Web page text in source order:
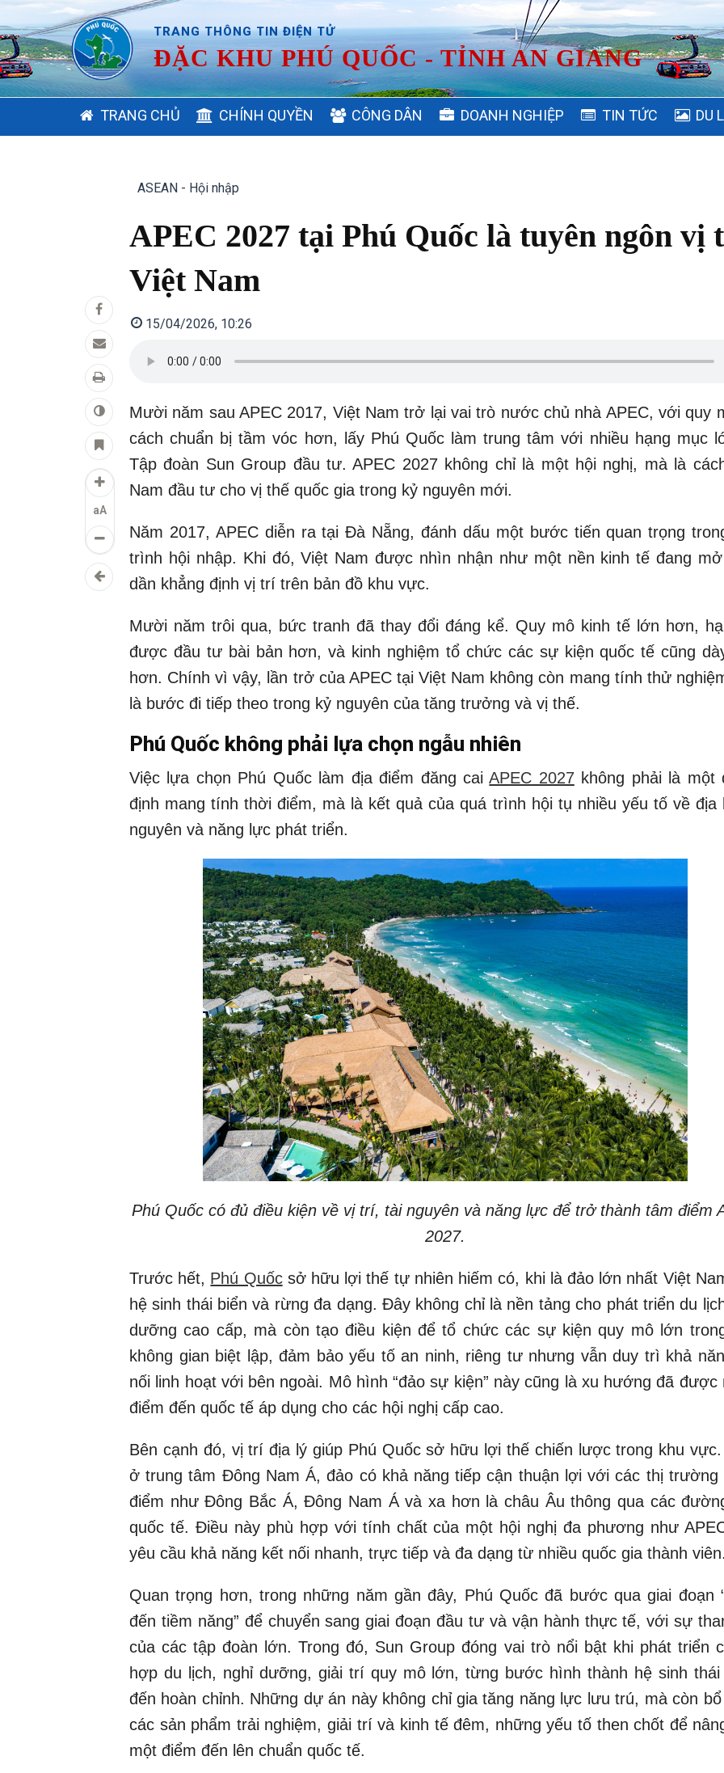
TRANG THÔNG TIN ĐIỆN TỬ
ĐẶC KHU PHÚ QUỐC - TỈNH AN GIANG
NAVIGATION
TRANG CHỦ CHÍNH QUYỀN CÔNG DÂN DOANH NGHIỆP TIN TỨC DU
aA
ASEAN - Hội nhập
APEC 2027 tại Phú Quốc là tuyên ngôn vị
Việt Nam
15/04/2026, 10:26
Mười năm sau APEC 2017, Việt Nam trở lại vai trò nước chủ nhà APEC, với quy
cách chuẩn bị tầm vóc hơn, lấy Phú Quốc làm trung tâm với nhiều hạng mục
Tập đoàn Sun Group đầu tư. APEC 2027 không chỉ là một hội nghị, mà là
Nam đầu tư cho vị thế quốc gia trong kỷ nguyên mới.
Năm 2017, APEC diễn ra tại Đà Nẵng, đánh dấu một bước tiến quan trọng
trình hội nhập. Khi đó, Việt Nam được nhìn nhận như một nền kinh tế đang
dần khẳng định vị trí trên bản đồ khu vực.
Mười năm trôi qua, bức tranh đã thay đổi đáng kể. Quy mô kinh tế lớn hơn,
được đầu tư bài bản hơn, và kinh nghiệm tổ chức các sự kiện quốc tế cũng
hơn. Chính vì vậy, lần trở của APEC tại Việt Nam không còn mang tính thử
là bước đi tiếp theo trong kỷ nguyên của tăng trưởng và vị thế.
Phú Quốc không phải lựa chọn ngẫu nhiên
Việc lựa chọn Phú Quốc làm địa điểm đăng caiAPEC 2027không phải là một
định mang tính thời điểm, mà là kết quả của quá trình hội tụ nhiều yếu tố về địa
nguyên và năng lực phát triển.
Phú Quốc có đủ điều kiện về vị trí, tài nguyên và năng lực để trở thành tâm điểm
2027.
Trước hết, Phú Quốcsở hữu lợi thế tự nhiên hiếm có, khi là đảo lớn nhất Việt
hệ sinh thái biển và rừng đa dạng. Đây không chỉ là nền tảng cho phát triển du
dưỡng cao cấp, mà còn tạo điều kiện để tổ chức các sự kiện quy mô lớn
không gian biệt lập, đảm bảo yếu tố an ninh, riêng tư nhưng vẫn duy trì khả
nối linh hoạt với bên ngoài. Mô hình “đảo sự kiện” này cũng là xu hướng đã được
điểm đến quốc tế áp dụng cho các hội nghị cấp cao.
Bên cạnh đó, vị trí địa lý giúp Phú Quốc sở hữu lợi thế chiến lược trong khu
ở trung tâm Đông Nam Á, đảo có khả năng tiếp cận thuận lợi với các thị trường
điểm như Đông Bắc Á, Đông Nam Á và xa hơn là châu Âu thông qua các
quốc tế. Điều này phù hợp với tính chất của một hội nghị đa phương như
yêu cầu khả năng kết nối nhanh, trực tiếp và đa dạng từ nhiều quốc gia thành
Quan trọng hơn, trong những năm gần đây, Phú Quốc đã bước qua giai đoạn
đến tiềm năng” để chuyển sang giai đoạn đầu tư và vận hành thực tế, với sự
của các tập đoàn lớn. Trong đó, Sun Group đóng vai trò nổi bật khi phát triển
hợp du lịch, nghỉ dưỡng, giải trí quy mô lớn, từng bước hình thành hệ sinh thái
đến hoàn chỉnh. Những dự án này không chỉ gia tăng năng lực lưu trú, mà còn
các sản phẩm trải nghiệm, giải trí và kinh tế đêm, những yếu tố then chốt để
một điểm đến lên chuẩn quốc tế.